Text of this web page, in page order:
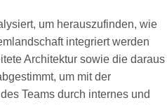
um herauszufinden, wie
integriert werden
Architektur sowie die daraus
um mit der
Teams durch internes und